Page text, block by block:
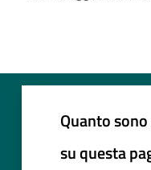
Quanto
su questa